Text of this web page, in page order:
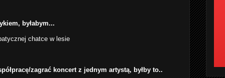
byłabym...
chatce w lesie
zagrać koncert z jednym artystą, byłby to..